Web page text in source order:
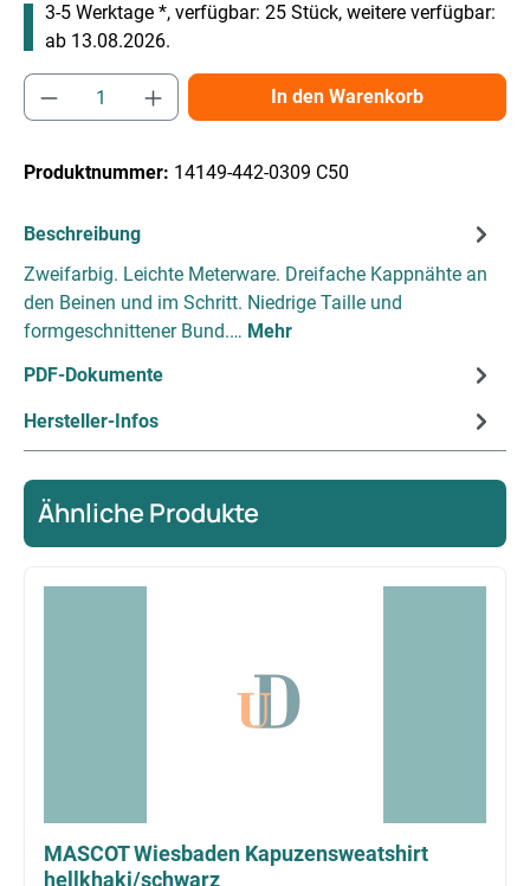
3-5 Werktage *, verfügbar: 25 Stück, weitere verfügbar:
ab 13.08.2026.
Produkt Anzahl: Gib den gewünschten
In den Warenkorb
Produktnummer: 14149-442-0309 C50
Beschreibung
Zweifarbig. Leichte Meterware. Dreifache Kappnähte an
den Beinen und im Schritt. Niedrige Taille und
formgeschnittener Bund.… Mehr
PDF-Dokumente
Hersteller-Infos
Ähnliche Produkte
MASCOT Wiesbaden Kapuzensweatshirt
hellkhaki/schwarz